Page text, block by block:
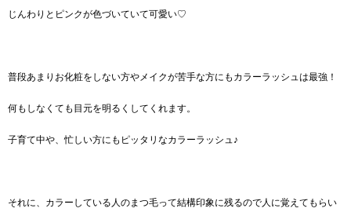
じんわりとピンクが色づいていて可愛い♡
普段あまりお化粧をしない方やメイクが苦手な方にもカラーラッシュは最強！
何もしなくても目元を明るくしてくれます。
子育て中や、忙しい方にもピッタリなカラーラッシュ♪
それに、カラーしている人のまつ毛って結構印象に残るので人に覚えてもらい